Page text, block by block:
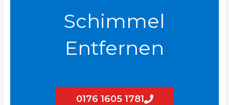
Schimmel
Entfernen
0176 1605 1781